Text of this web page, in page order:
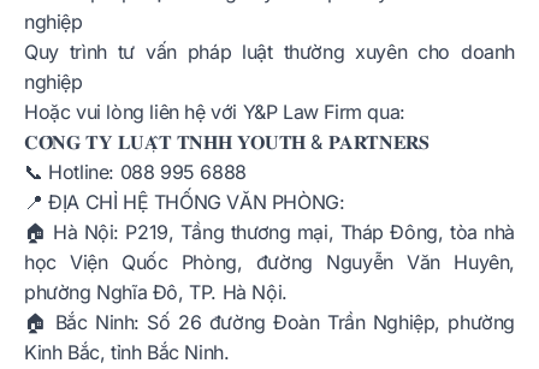
nghiệp
Quy trình tư vấn pháp luật thường xuyên cho doanh
nghiệp
Hoặc vui lòng liên hệ với Y&P Law Firm qua:
𝐂𝐎̂𝐍𝐆 𝐓𝐘 𝐋𝐔𝐀̣̂𝐓 𝐓𝐍𝐇𝐇 𝐘𝐎𝐔𝐓𝐇 & 𝐏𝐀𝐑𝐓𝐍𝐄𝐑𝐒
📞 Hotline: 088 995 6888
📍 ĐỊA CHỈ HỆ THỐNG VĂN PHÒNG:
🏠 Hà Nội: P219, Tầng thương mại, Tháp Đông, tòa nhà
học Viện Quốc Phòng, đường Nguyễn Văn Huyên,
phường Nghĩa Đô, TP. Hà Nội.
🏠 Bắc Ninh: Số 26 đường Đoàn Trần Nghiệp, phường
Kinh Bắc, tỉnh Bắc Ninh.